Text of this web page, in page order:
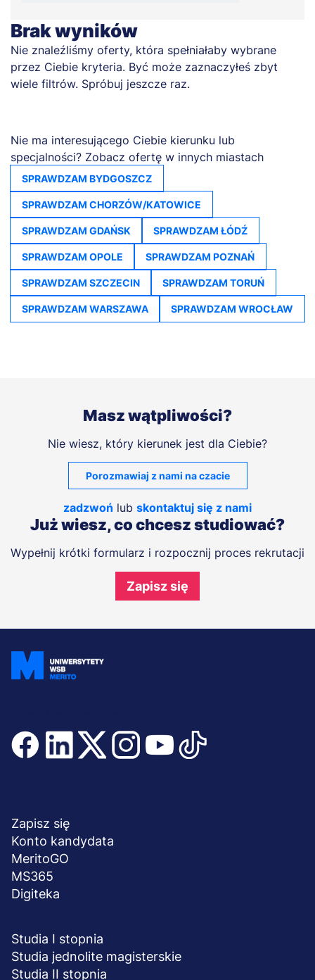
Brak wyników
Nie znaleźliśmy oferty, która spełniałaby wybrane
przez Ciebie kryteria. Być może zaznaczyłeś zbyt
wiele filtrów. Spróbuj jeszcze raz.
Nie ma interesującego Ciebie kierunku lub
specjalności? Zobacz ofertę w innych miastach
SPRAWDZAM BYDGOSZCZ
SPRAWDZAM CHORZÓW/KATOWICE
SPRAWDZAM GDAŃSK SPRAWDZAM ŁÓDŹ
SPRAWDZAM OPOLE SPRAWDZAM POZNAŃ
SPRAWDZAM SZCZECIN SPRAWDZAM TORUŃ
SPRAWDZAM WARSZAWA SPRAWDZAM WROCŁAW
Masz wątpliwości?
Nie wiesz, który kierunek jest dla Ciebie?
Porozmawiaj z nami na czacie
zadzwoń lub skontaktuj się z nami
Już wiesz, co chcesz studiować?
Wypełnij krótki formularz i rozpocznij proces rekrutacji
Zapisz się
stopka
Zapisz się
Konto kandydata
MeritoGO
MS365
Digiteka
Studia I stopnia
Studia jednolite magisterskie
Studia II stopnia